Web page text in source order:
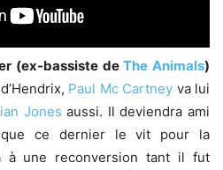
(ex-bassiste deThe Animals)
Paul Mc Cartney va lui
Jones aussi. Il deviendra ami
ce dernier le vit pour la
à une reconversion tant il fut